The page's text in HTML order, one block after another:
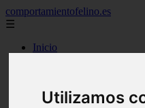
Utilizamos
comportamientofelino.es
☰
Inicio
protagonistas